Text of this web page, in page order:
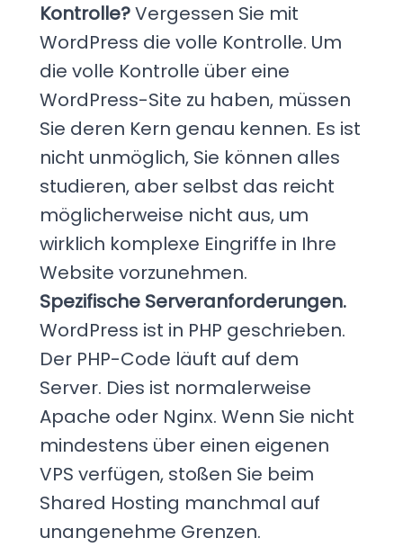
Kontrolle?Vergessen Sie mit
WordPress die volle Kontrolle. Um
die volle Kontrolle über eine
WordPress-Site zu haben, müssen
Sie deren Kern genau kennen. Es ist
nicht unmöglich, Sie können alles
studieren, aber selbst das reicht
möglicherweise nicht aus, um
wirklich komplexe Eingriffe in Ihre
Website vorzunehmen.
Spezifische Serveranforderungen.
WordPress ist in PHP geschrieben.
Der PHP-Code läuft auf dem
Server. Dies ist normalerweise
Apache oder Nginx. Wenn Sie nicht
mindestens über einen eigenen
VPS verfügen, stoßen Sie beim
Shared Hosting manchmal auf
unangenehme Grenzen.